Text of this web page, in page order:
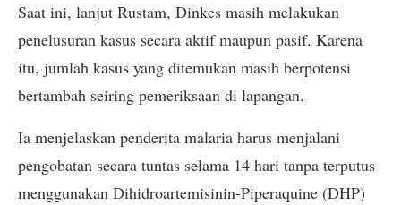
Saat ini, lanjut Rustam, Dinkes masih melakukan
penelusuran kasus secara aktif maupun pasif. Karena
itu, jumlah kasus yang ditemukan masih berpotensi
bertambah seiring pemeriksaan di lapangan.
Ia menjelaskan penderita malaria harus menjalani
pengobatan secara tuntas selama 14 hari tanpa terputus
menggunakan Dihidroartemisinin-Piperaquine (DHP)